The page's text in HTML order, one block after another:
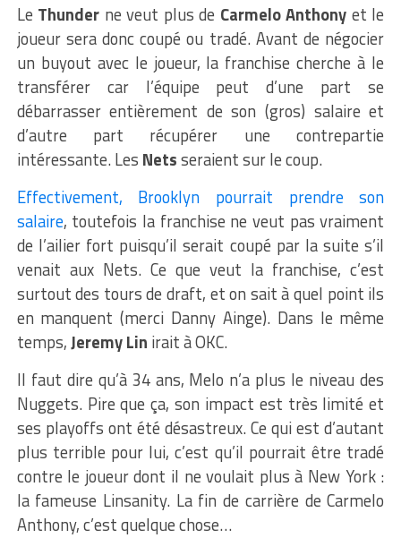
Le Thunder ne veut plus de Carmelo Anthony et le
joueur sera donc coupé ou tradé. Avant de négocier
un buyout avec le joueur, la franchise cherche à le
transférer car l’équipe peut d’une part se
débarrasser entièrement de son (gros) salaire et
d’autre part récupérer une contrepartie
intéressante. Les Netsseraient sur le coup.
Effectivement, Brooklyn pourrait prendre son
salaire, toutefois la franchise ne veut pas vraiment
de l’ailier fort puisqu’il serait coupé par la suite s’il
venait aux Nets. Ce que veut la franchise, c’est
surtout des tours de draft, et on sait à quel point ils
en manquent (merci Danny Ainge). Dans le même
temps,Jeremy Lin irait à OKC.
Il faut dire qu’à 34 ans, Melo n’a plus le niveau des
Nuggets. Pire que ça, son impact est très limité et
ses playoffs ont été désastreux. Ce qui est d’autant
plus terrible pour lui, c’est qu’il pourrait être tradé
contre le joueur dont il ne voulait plus à New York :
la fameuse Linsanity. La fin de carrière de Carmelo
Anthony, c’est quelque chose…